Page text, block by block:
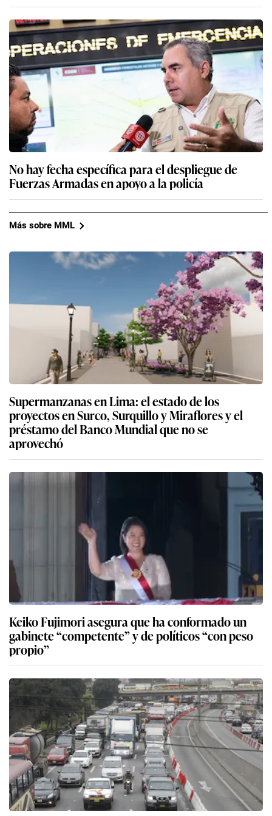
No hay fecha específica para el despliegue de
Fuerzas Armadas en apoyo a la policía
Más sobre MML
Supermanzanas en Lima: el estado de los
proyectos en Surco, Surquillo y Miraflores y el
préstamo del Banco Mundial que no se
aprovechó
Keiko Fujimori asegura que ha conformado un
gabinete “competente” y de políticos “con peso
propio”